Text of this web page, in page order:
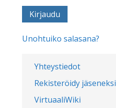
Yhteystiedot
Rekisteröidy jäseneksi
VirtuaaliWiki
Unohtuiko salasana?